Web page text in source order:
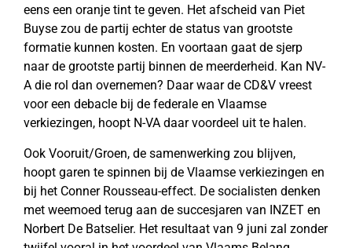
eens een oranje tint te geven. Het afscheid van Piet
Buyse zou de partij echter de status van grootste
formatie kunnen kosten. En voortaan gaat de sjerp
naar de grootste partij binnen de meerderheid. Kan NV-
A die rol dan overnemen? Daar waar de CD&V vreest
voor een debacle bij de federale en Vlaamse
verkiezingen, hoopt N-VA daar voordeel uit te halen.
Ook Vooruit/Groen, de samenwerking zou blijven,
hoopt garen te spinnen bij de Vlaamse verkiezingen en
bij het Conner Rousseau-effect. De socialisten denken
met weemoed terug aan de succesjaren van INZET en
Norbert De Batselier. Het resultaat van 9 juni zal zonder